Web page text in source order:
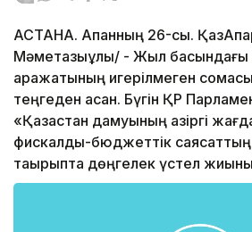
АСТАНА. Ақпанның 26-сы.
Мәметқазыұлы/ - Жыл
қаражатының игерілмеген
теңгеден асқан. Бүгін ҚР
«Қазақстан дамуының қазіргі
фискалдық-бюджеттік
тақырыпта дөңгелек үстел